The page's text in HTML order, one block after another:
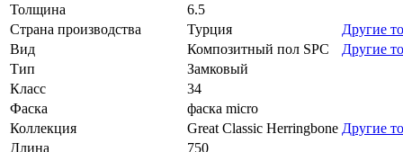
Толщина
6.5
Страна производства
Турция
Другие
Вид
Композитный пол SPC
Другие
Тип
Замковый
Класс
34
Фаска
фаска micro
Коллекция
Great Classic Herringbone Другие
Длина
750